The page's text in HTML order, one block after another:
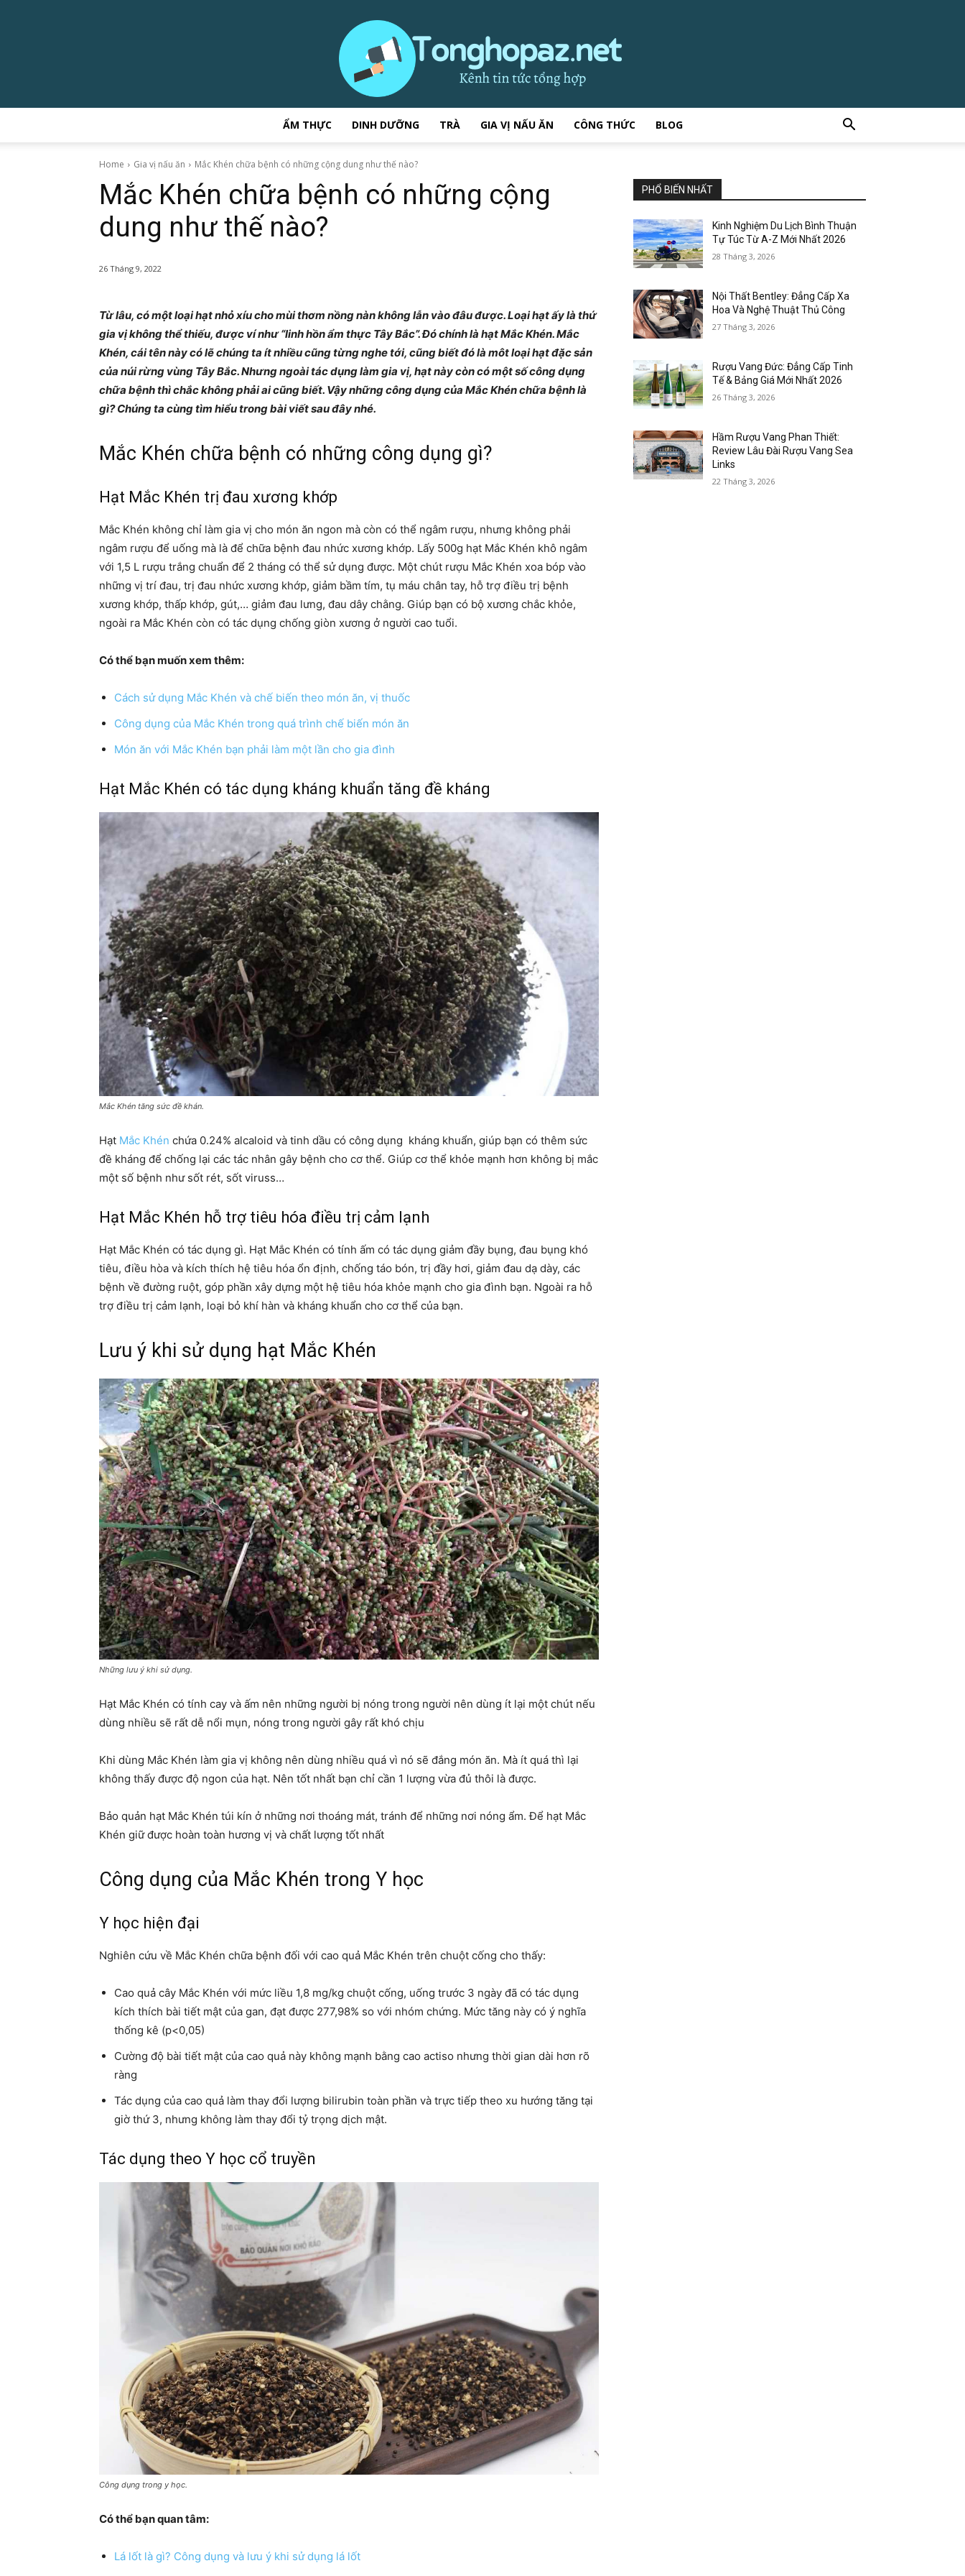
Thư
kiến
ẨM THỰC DINH DƯỠNG TRÀ GIA VỊ NẤU ĂN CÔNG THỨC BLOG
Home Gia vị nấu ăn Mắc Khén chữa bệnh có những cộng dung như thế nào?
Mắc Khén chữa bệnh có những cộng
dung như thế nào?
26 Tháng 9, 2022
Từ lâu, có một loại hạt nhỏ xíu cho mùi thơm nồng nàn không lẫn vào đâu được. Loại hạt ấy là thứ
gia vị không thể thiếu, được ví như “linh hồn ẩm thực Tây Bắc”. Đó chính là hạt Mắc Khén. Mắc
Khén, cái tên này có lẽ chúng ta ít nhiều cũng từng nghe tới, cũng biết đó là môt loại hạt đặc sản
của núi rừng vùng Tây Bắc. Nhưng ngoài tác dụng làm gia vị, hạt này còn có một số công dụng
chữa bệnh thì chắc không phải ai cũng biết. Vậy những công dụng của Mắc Khén chữa bệnh là
gì? Chúng ta cùng tìm hiểu trong bài viết sau đây nhé.
Mắc Khén chữa bệnh có những công dụng gì?
Hạt Mắc Khén trị đau xương khớp
Mắc Khén không chỉ làm gia vị cho món ăn ngon mà còn có thể ngâm rượu, nhưng không phải
ngâm rượu để uống mà là để chữa bệnh đau nhức xương khớp. Lấy 500g hạt Mắc Khén khô ngâm
với 1,5 L rượu trắng chuẩn để 2 tháng có thể sử dụng được. Một chút rượu Mắc Khén xoa bóp vào
những vị trí đau, trị đau nhức xương khớp, giảm bầm tím, tụ máu chân tay, hỗ trợ điều trị bệnh
xương khớp, thấp khớp, gút,… giảm đau lưng, đau dây chằng. Giúp bạn có bộ xương chắc khỏe,
ngoài ra Mắc Khén còn có tác dụng chống giòn xương ở người cao tuổi.
Có thể bạn muốn xem thêm:
Cách sử dụng Mắc Khén và chế biến theo món ăn, vị thuốc
Công dụng của Mắc Khén trong quá trình chế biến món ăn
Món ăn với Mắc Khén bạn phải làm một lần cho gia đình
Hạt Mắc Khén có tác dụng kháng khuẩn tăng đề kháng
Mắc Khén tăng sức đề khán.
Hạt Mắc Khén chứa 0.24% alcaloid và tinh dầu có công dụng kháng khuẩn, giúp bạn có thêm sức
đề kháng để chống lại các tác nhân gây bệnh cho cơ thể. Giúp cơ thể khỏe mạnh hơn không bị mắc
một số bệnh như sốt rét, sốt viruss…
Hạt Mắc Khén hỗ trợ tiêu hóa điều trị cảm lạnh
Hạt Mắc Khén có tác dụng gì. Hạt Mắc Khén có tính ấm có tác dụng giảm đầy bụng, đau bụng khó
tiêu, điều hòa và kích thích hệ tiêu hóa ổn định, chống táo bón, trị đầy hơi, giảm đau dạ dày, các
bệnh về đường ruột, góp phần xây dựng một hệ tiêu hóa khỏe mạnh cho gia đình bạn. Ngoài ra hỗ
trợ điều trị cảm lạnh, loại bỏ khí hàn và kháng khuẩn cho cơ thể của bạn.
Lưu ý khi sử dụng hạt Mắc Khén
Những lưu ý khi sử dụng.
Hạt Mắc Khén có tính cay và ấm nên những người bị nóng trong người nên dùng ít lại một chút nếu
dùng nhiều sẽ rất dễ nổi mụn, nóng trong người gây rất khó chịu
Khi dùng Mắc Khén làm gia vị không nên dùng nhiều quá vì nó sẽ đắng món ăn. Mà ít quá thì lại
không thấy được độ ngon của hạt. Nên tốt nhất bạn chỉ cần 1 lượng vừa đủ thôi là được.
Bảo quản hạt Mắc Khén túi kín ở những nơi thoáng mát, tránh để những nơi nóng ẩm. Để hạt Mắc
Khén giữ được hoàn toàn hương vị và chất lượng tốt nhất
Công dụng của Mắc Khén trong Y học
Y học hiện đại
Nghiên cứu về Mắc Khén chữa bệnh đối với cao quả Mắc Khén trên chuột cống cho thấy:
Cao quả cây Mắc Khén với mức liều 1,8 mg/kg chuột cống, uống trước 3 ngày đã có tác dụng
kích thích bài tiết mật của gan, đạt được 277,98% so với nhóm chứng. Mức tăng này có ý nghĩa
thống kê (p<0,05)
Cường độ bài tiết mật của cao quả này không mạnh bằng cao actiso nhưng thời gian dài hơn rõ
ràng
Tác dụng của cao quả làm thay đổi lượng bilirubin toàn phần và trực tiếp theo xu hướng tăng tại
giờ thứ 3, nhưng không làm thay đổi tỷ trọng dịch mật.
Tác dụng theo Y học cổ truyền
Công dụng trong y học.
Có thể bạn quan tâm:
Lá lốt là gì? Công dụng và lưu ý khi sử dụng lá lốt
PHỔ BIẾN NHẤT
Kinh Nghiệm Du Lịch Bình Thuận
Tự Túc Từ A-Z Mới Nhất 2026
28 Tháng 3, 2026
Nội Thất Bentley: Đẳng Cấp Xa
Hoa Và Nghệ Thuật Thủ Công
27 Tháng 3, 2026
Rượu Vang Đức: Đẳng Cấp Tinh
Tế & Bảng Giá Mới Nhất 2026
26 Tháng 3, 2026
Hầm Rượu Vang Phan Thiết:
Review Lâu Đài Rượu Vang Sea
Links
22 Tháng 3, 2026